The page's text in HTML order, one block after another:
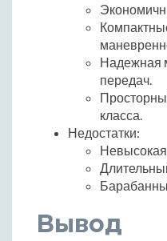
Надежная
передач.
класса.
Недостатки:
Невысокая
Вывод